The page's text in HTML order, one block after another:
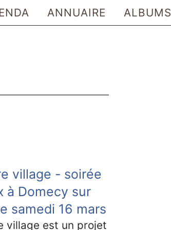
ANNUAIRE ALBUMS
village - soirée
à Domecy sur
samedi 16 mars
village est un projet